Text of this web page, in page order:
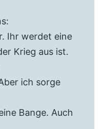
Ihr werdet eine
Krieg aus ist.
ich sorge
Bange. Auch